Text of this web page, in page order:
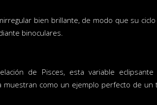
bien brillante, de modo que su
binoculares.
de Pisces, esta variable eclipsante
muestran como un ejemplo perfecto de un